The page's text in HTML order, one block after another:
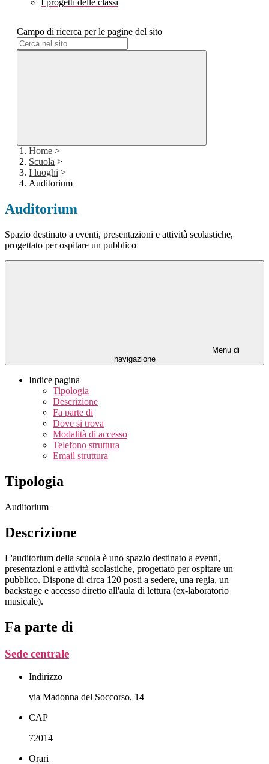
I progetti delle classi
Campo di ricerca per le pagine del sito
Home >
Scuola >
I luoghi >
Auditorium
Auditorium
Spazio destinato a eventi, presentazioni e attività scolastiche,
progettato per ospitare un pubblico
Menu di
navigazione
Indice pagina
Tipologia
Descrizione
Fa parte di
Dove si trova
Modalità di accesso
Telefono struttura
Email struttura
Tipologia
Auditorium
Descrizione
L'auditorium della scuola è uno spazio destinato a eventi,
presentazioni e attività scolastiche, progettato per ospitare un
pubblico. Dispone di circa 120 posti a sedere, una regia, un
backstage e accesso diretto all'aula di lettura (ex-laboratorio
musicale).
Fa parte di
Sede centrale
Indirizzo
via Madonna del Soccorso, 14
CAP
72014
Orari